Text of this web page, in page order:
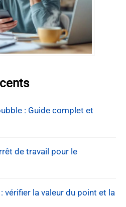
: Guide complet et
de travail pour le
vérifier la valeur du point et la